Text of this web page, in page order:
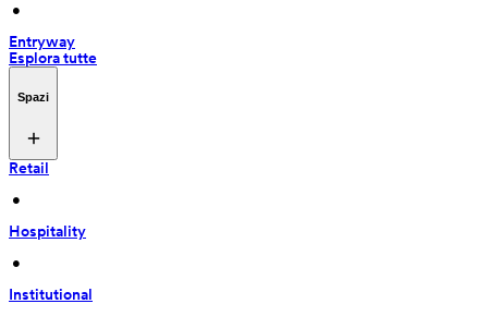
•
Entryway
Esplora tutte
Spazi
Retail
•
Hospitality
•
Institutional